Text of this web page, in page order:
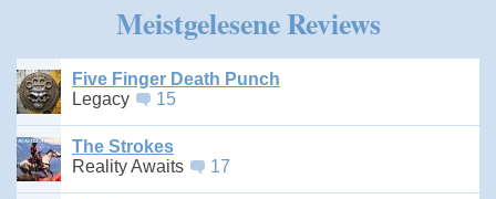
Meistgelesene Reviews
Five Finger Death Punch
Legacy
15
The Strokes
Reality Awaits
17